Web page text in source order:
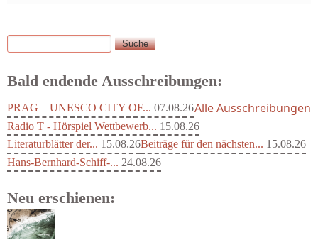
Suchformular
Suche
Bald endende Ausschreibungen:
PRAG – UNESCO CITY OF... 07.08.26
Radio T - Hörspiel Wettbewerb... 15.08.26
Literaturblätter der... 15.08.26Beiträge für den nächsten... 15.08.26
Hans-Bernhard-Schiff-... 24.08.26
Alle Ausschreibungen
Neu erschienen: